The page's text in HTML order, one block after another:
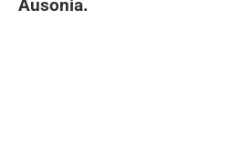
Ausonia.